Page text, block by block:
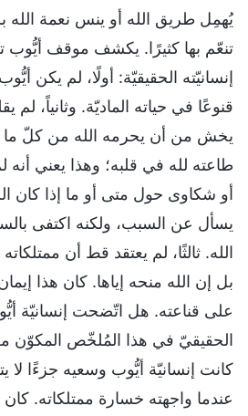
يُهمِل طريق الله أو ينس نعمة الله
تنعّم بها كثيرًا. يكشف موقف أيُّوب
إنسانيّته الحقيقيّة: أولًا، لم يكن
قنوعًا في حياته الماديّة. وثانياً،
يخش من أن يحرمه الله من كلّ ما
طاعته لله في قلبه؛ وهذا يعني أنه
أو شكاوى حول متى أو ما إذا كان
يسأل عن السبب، ولكنه اكتفى
الله. ثالثًا، لم يعتقد قط أن
بل إن الله منحه إياها. كان هذا
على قناعته. هل اتّضحت إنسانيّة
الحقيقيّ في هذا المُلخّص المكوّن
كانت إنسانيّة أيُّوب وسعيه جزءًا لا
عندما واجهته خسارة ممتلكاته.